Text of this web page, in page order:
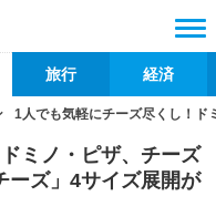
旅行 経済
1人でも気軽にチーズ尽くし！ド
ミノ・ピザ、チーズ
ーズ」4サイズ展開が